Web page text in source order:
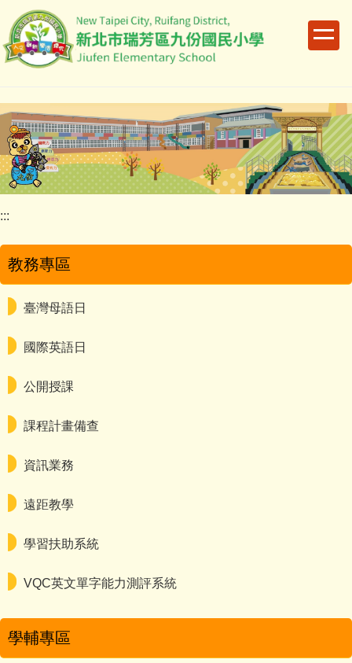
到
主
容
區
:::
教務專區
臺灣母語日
國際英語日
公開授課
課程計畫備查
資訊業務
遠距教學
學習扶助系統
VQC英文單字能力測評系統
學輔專區